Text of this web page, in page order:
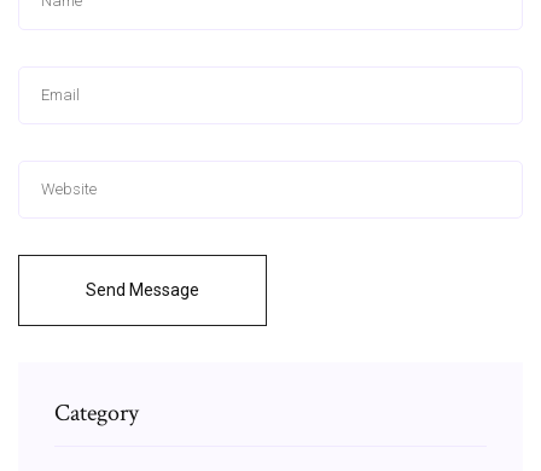
Send Message
Category